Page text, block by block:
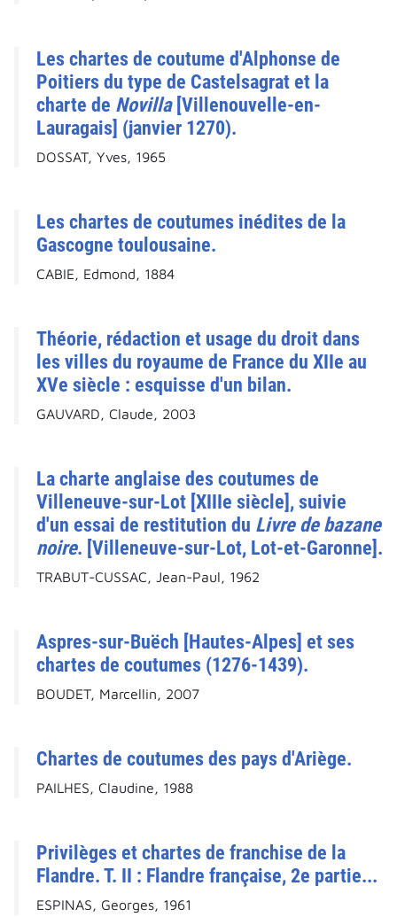
Les chartes de coutume d'Alphonse de
Poitiers du type de Castelsagrat et la
charte de Novilla[Villenouvelle-en-
Lauragais] (janvier 1270).
DOSSAT, Yves, 1965
Les chartes de coutumes inédites de la
Gascogne toulousaine.
CABIE, Edmond, 1884
Théorie, rédaction et usage du droit dans
les villes du royaume de France du XIIe au
XVe siècle : esquisse d'un bilan.
GAUVARD, Claude, 2003
La charte anglaise des coutumes de
Villeneuve-sur-Lot [XIIIe siècle], suivie
d'un essai de restitution du Livre de bazane
noire. [Villeneuve-sur-Lot, Lot-et-Garonne].
TRABUT-CUSSAC, Jean-Paul, 1962
Aspres-sur-Buëch [Hautes-Alpes] et ses
chartes de coutumes (1276-1439).
BOUDET, Marcellin, 2007
Chartes de coutumes des pays d'Ariège.
PAILHES, Claudine, 1988
Privilèges et chartes de franchise de la
Flandre. T. II : Flandre française, 2e partie...
ESPINAS, Georges, 1961